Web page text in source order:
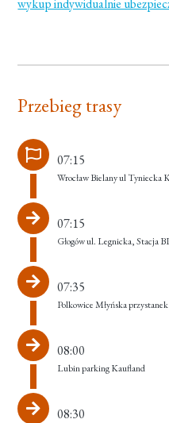
wykup indywidualnie
Przebieg trasy
07:15
Wrocław Bielany ul
07:15
Głogów ul. Legnicka, Stacja
07:35
Polkowice Młyńska
08:00
Lubin parking Kaufland
08:30